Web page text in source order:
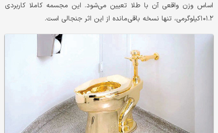
اساس وزن واقعی آن با طلا تعیین می‌شود. این مجسمه کاملا کاربردی
۱۰۱.۲کیلوگرمی، تنها نسخه باقی‌مانده از این اثر جنجالی است.